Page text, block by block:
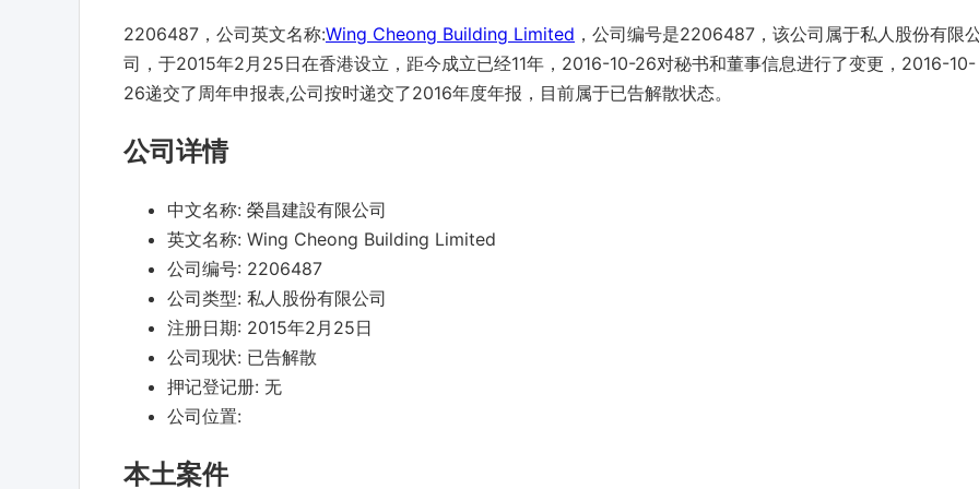
2206487，公司英文名称:Wing Cheong Building Limited ，公司编号是2206487，该公司属于私人股份有限
司，于2015年2月25日在香港设立，距今成立已经11年，2016-10-26对秘书和董事信息进行了变更，2016-10-
26递交了周年申报表,公司按时递交了2016年度年报，目前属于已告解散状态。
公司详情
中文名称: 榮昌建設有限公司
英文名称: Wing Cheong Building Limited
公司编号: 2206487
公司类型: 私人股份有限公司
注册日期: 2015年2月25日
公司现状: 已告解散
押记登记册: 无
公司位置:
本土案件